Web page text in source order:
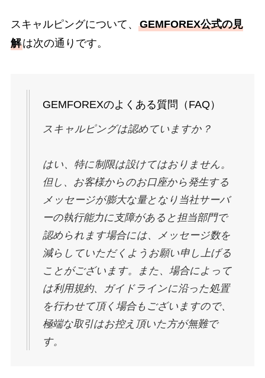
スキャルピングについて、 GEMFOREX公式の見
解は次の通りです。
GEMFOREXのよくある質問（FAQ）
スキャルピングは認めていますか？
はい、特に制限は設けてはおりません。
但し、お客様からのお口座から発生する
メッセージが膨大な量となり当社サーバ
ーの執行能力に支障があると担当部門で
認められます場合には、メッセージ数を
減らしていただくようお願い申し上げる
ことがございます。また、場合によって
は利用規約、ガイドラインに沿った処置
を行わせて頂く場合もございますので、
極端な取引はお控え頂いた方が無難で
す。